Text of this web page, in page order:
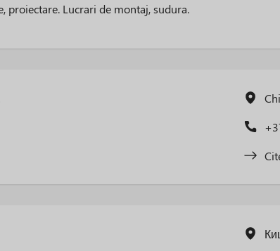
proiectare. Lucrari de montaj, sudura.